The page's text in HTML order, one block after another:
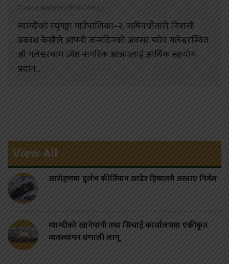
२०८३ श्रावण ११, सोमबार ०९:३३
म्याग्दीको रघुगङ्गा गाउँपालिका–२, ऋषिनचौतारी निवासी
प्रकाश केसीले आफ्नो जन्मदिनको अवसर पारेर गलेश्वरस्थित
श्री गलेश्वरधाम ज्येष्ठ नागरिक आश्रमलाई आर्थिक सहयोग
प्रदान...
View All
आरोहणमा दुर्लभ कीर्तिमान छाडेर हिमालमै अस्ताए निर्मल
म्याग्दीको खानेपानी तथा सिचाइँ कार्यालयमा एकीकृत
व्यवस्थापन प्रणाली लागू